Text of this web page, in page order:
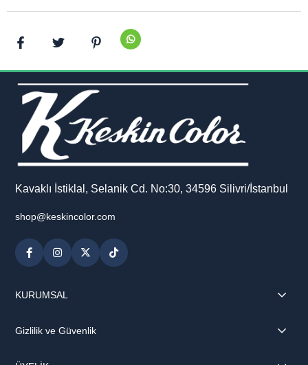
Kavaklı İstiklal, Selanik Cd. No:30, 34596 Silivri/İstanbul
shop@keskincolor.com
KURUMSAL
Gizlilik ve Güvenlik